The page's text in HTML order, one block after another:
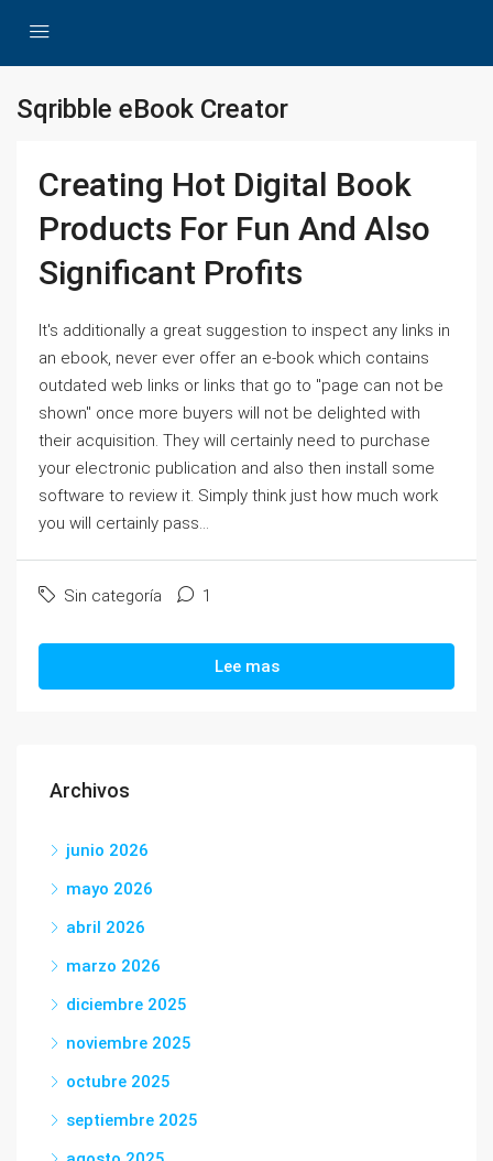
Sqribble eBook Creator
Creating Hot Digital Book
Products For Fun And Also
Significant Profits
It's additionally a great suggestion to inspect any links in
an ebook, never ever offer an e-book which contains
outdated web links or links that go to "page can not be
shown" once more buyers will not be delighted with
their acquisition. They will certainly need to purchase
your electronic publication and also then install some
software to review it. Simply think just how much work
you will certainly pass...
Sin categoría 1
Lee mas
Archivos
junio 2026
mayo 2026
abril 2026
marzo 2026
diciembre 2025
noviembre 2025
octubre 2025
septiembre 2025